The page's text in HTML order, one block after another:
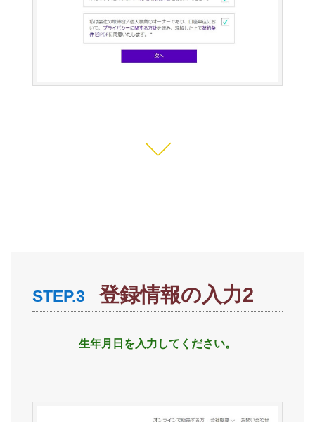
STEP.3 登録情報の入力2
生年月日を入力してください。